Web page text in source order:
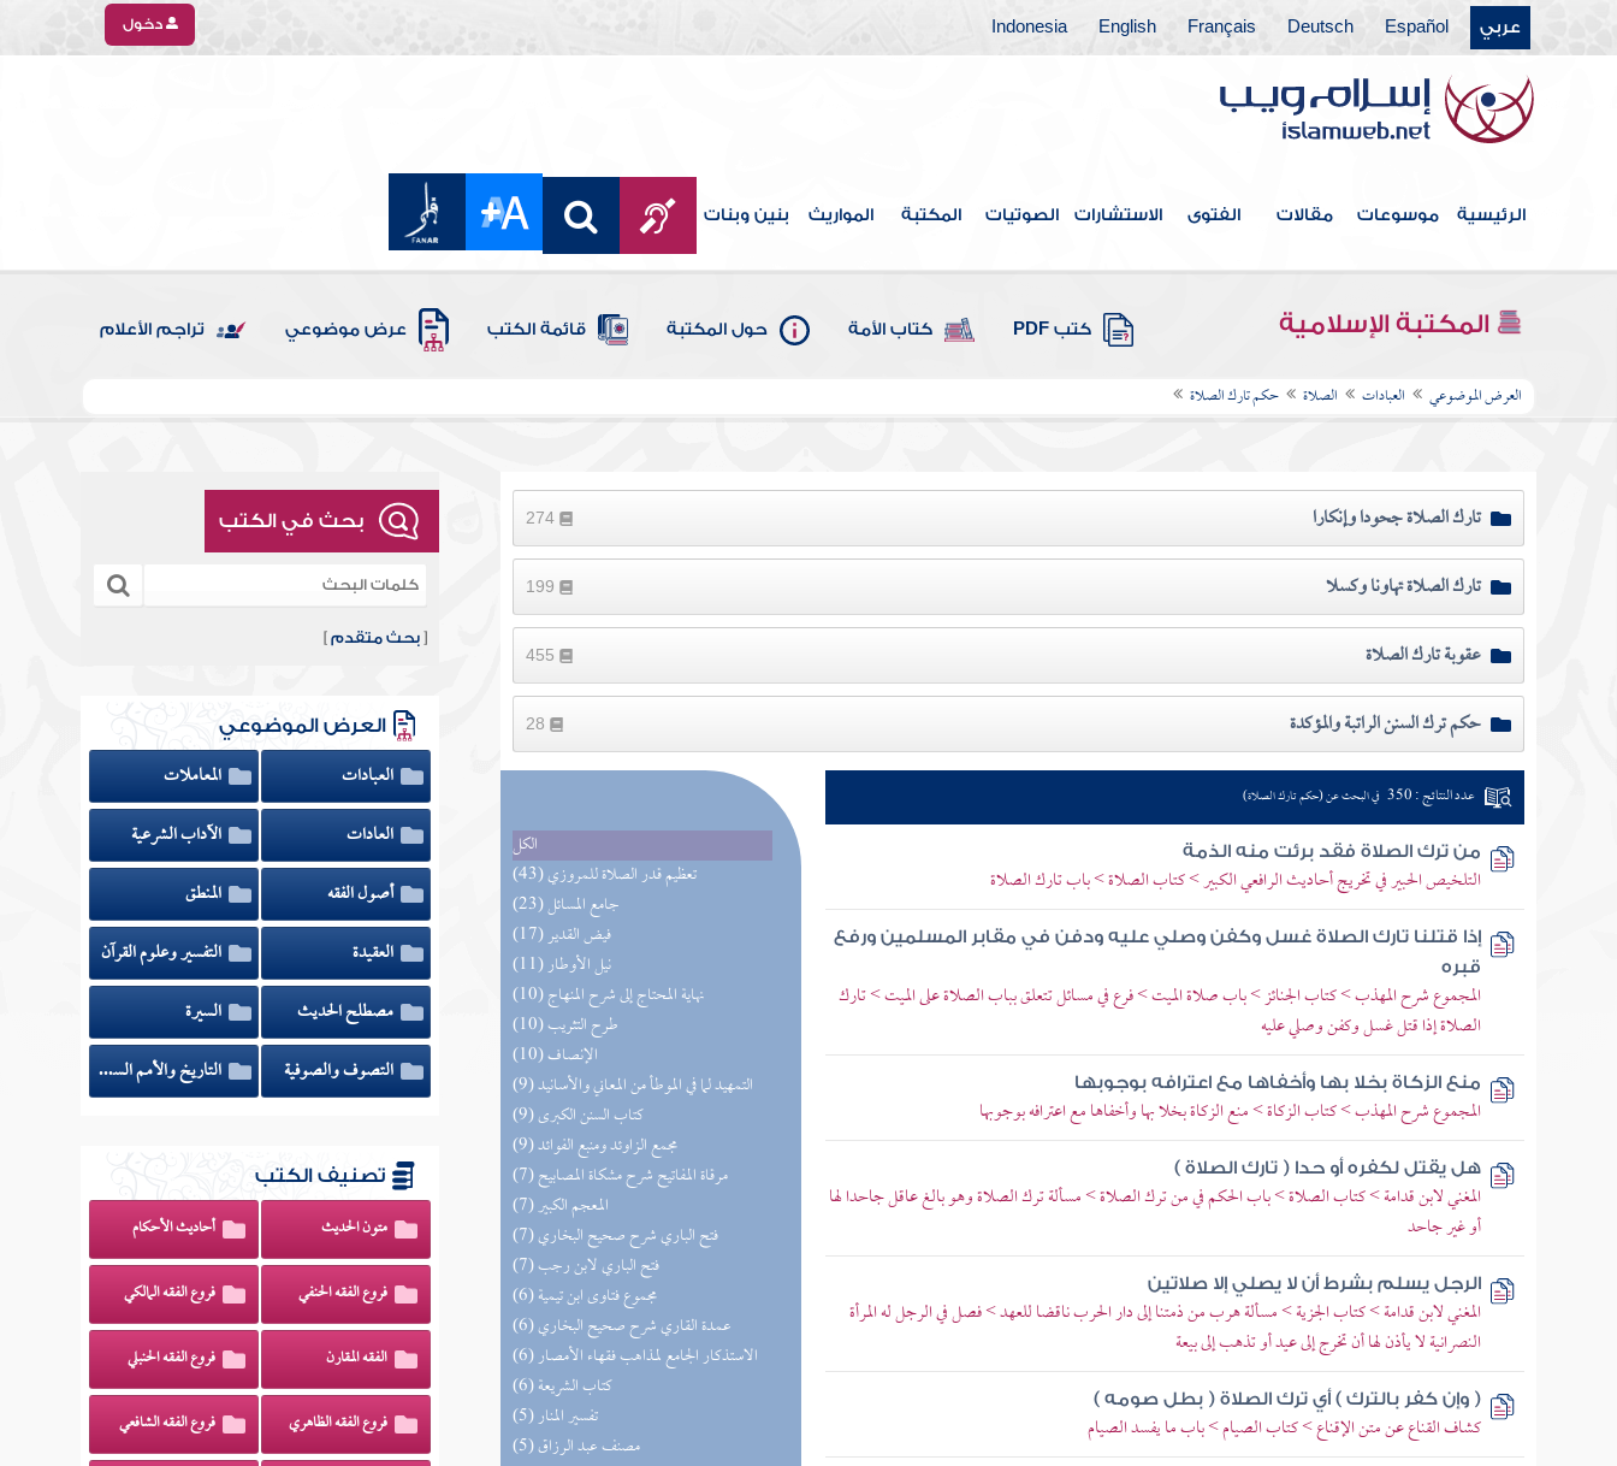
عربي Español
Deutsch
Français
English
Indonesia دخول
الرئيسية موسوعات مقالات الفتوى الاستشارات الصوتيات المكتبة المواريث بنين وبنات
المكتبة الإسلامية كتب PDF كتاب الأمة حول المكتبة قائمة الكتب عرض موضوعي تراجم الأعلام
العرض الموضوعي العبادات الصلاة حكم تارك الصلاة
تارك الصلاة جحودا وإنكارا 274
تارك الصلاة تهاونا وكسلا
عقوبة تارك الصلاة
حكم ترك السنن الراتبة والمؤكدة
الكل
(43) تعظيم قدر الصلاة للمروزي
(23) جامع المسائل
(17) فيض القدير
(11) نيل الأوطار
(10) نهاية المحتاج إلى شرح المنهاج
(10) طرح التثريب
(10) الإنصاف
(9) التمهيد لما في الموطأ من المعاني والأسانيد
(9) كتاب السنن الكبرى
(9) مجمع الزاوئد ومنبع الفوائد
(7) مرقاة المفاتيح شرح مشكاة المصابيح
(7) المعجم الكبير
(7) فتح الباري شرح صحيح البخاري
(7) فتح الباري لابن رجب
(6) مجموع فتاوى ابن تيمية
(6) عمدة القاري شرح صحيح البخاري
(6) الاستذكار الجامع لمذاهب فقهاء الأمصار
(6) كتاب الشريعة
(5) تفسير المنار
(5) مصنف عبد الرزاق
عدد النتائج : 350 في البحث عن (حكم تارك الصلاة)
من ترك الصلاة فقد برئت منه الذمة
التلخيص الحبير في تخريج أحاديث الرافعي الكبير > كتاب الصلاة > باب تارك الصلاة
إذا قتلنا تارك الصلاة غسل وكفن وصلي عليه ودفن في مقابر المسلمين ورفع
قبره
المجموع شرح المهذب > كتاب الجنائز > باب صلاة الميت > فرع في مسائل تتعلق بباب الصلاة على الميت > تارك
الصلاة إذا قتل غسل وكفن وصلي عليه
منع الزكاة بخلا بها وأخفاها مع اعترافه بوجوبها
المجموع شرح المهذب > كتاب الزكاة > منع الزكاة بخلا بها وأخفاها مع اعترافه بوجوبها
هل يقتل لكفره أو حدا ( تارك الصلاة )
المغني لابن قدامة > كتاب الصلاة > باب الحكم في من ترك الصلاة > مسألة ترك الصلاة وهو بالغ عاقل جاحدا لها
أو غير جاحد
الرجل يسلم بشرط أن لا يصلي إلا صلاتين
المغني لابن قدامة > كتاب الجزية > مسألة هرب من ذمتنا إلى دار الحرب ناقضا للعهد > فصل في الرجل له المرأة
النصرانية لا يأذن لها أن تخرج إلى عيد أو تذهب إلى بيعة
( وإن كفر بالترك ) أي ترك الصلاة ( بطل صومه )
كشاف القناع عن متن الإقناع > كتاب الصيام > باب ما يفسد الصيام
بحث في الكتب
[بحث متقدم ]
العرض الموضوعي
العبادات
المعاملات
العادات
الآداب الشرعية
أصول الفقه
المنطق
العقيدة
التفسير وعلوم القرآن
مصطلح الحديث
السيرة
التصوف والصوفية
التاريخ والأمم السابقة
تصنيف الكتب
متون الحديث أحاديث الأحكام
فروع الفقه الحنفي فروع الفقه المالكي
الفقه المقارن فروع الفقه الحنبلي
فروع الفقه الظاهري فروع الفقه الشافعي